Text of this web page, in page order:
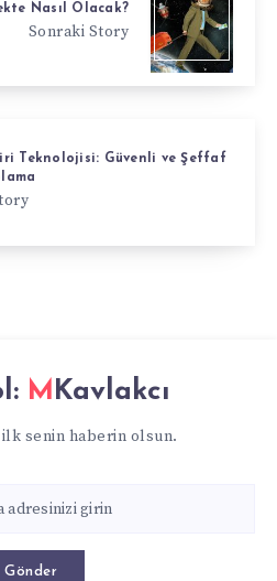
Nasıl Olacak?
Sonraki Story
Teknolojisi: Güvenli ve Şeffaf
MKavlakcı
ilk senin haberin olsun.
Gönder